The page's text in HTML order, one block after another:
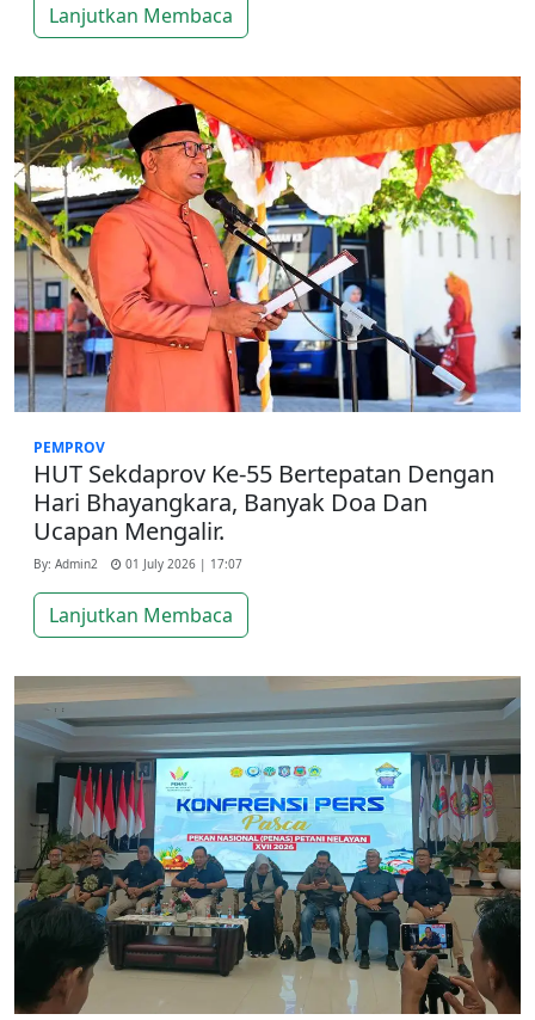
Lanjutkan Membaca
PEMPROV
HUT Sekdaprov Ke-55 Bertepatan Dengan
Hari Bhayangkara, Banyak Doa Dan
Ucapan Mengalir.
By: Admin2 01 July 2026 | 17:07
Lanjutkan Membaca